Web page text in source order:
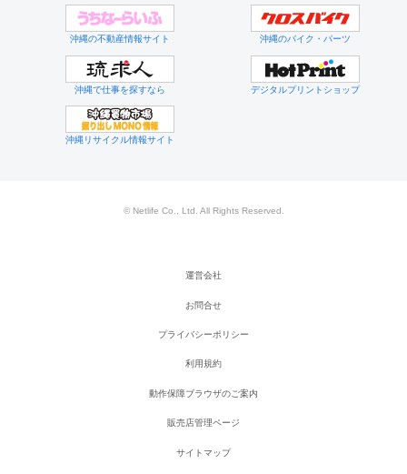
沖縄の不動産情報サイト 沖縄のバイク・パーツ
沖縄で仕事を探すなら デジタルプリントショップ
沖縄リサイクル情報サイト
© Netlife Co., Ltd. All Rights Reserved.
運営会社
お問合せ
プライバシーポリシー
利用規約
動作保障ブラウザのご案内
販売店管理ページ
サイトマップ